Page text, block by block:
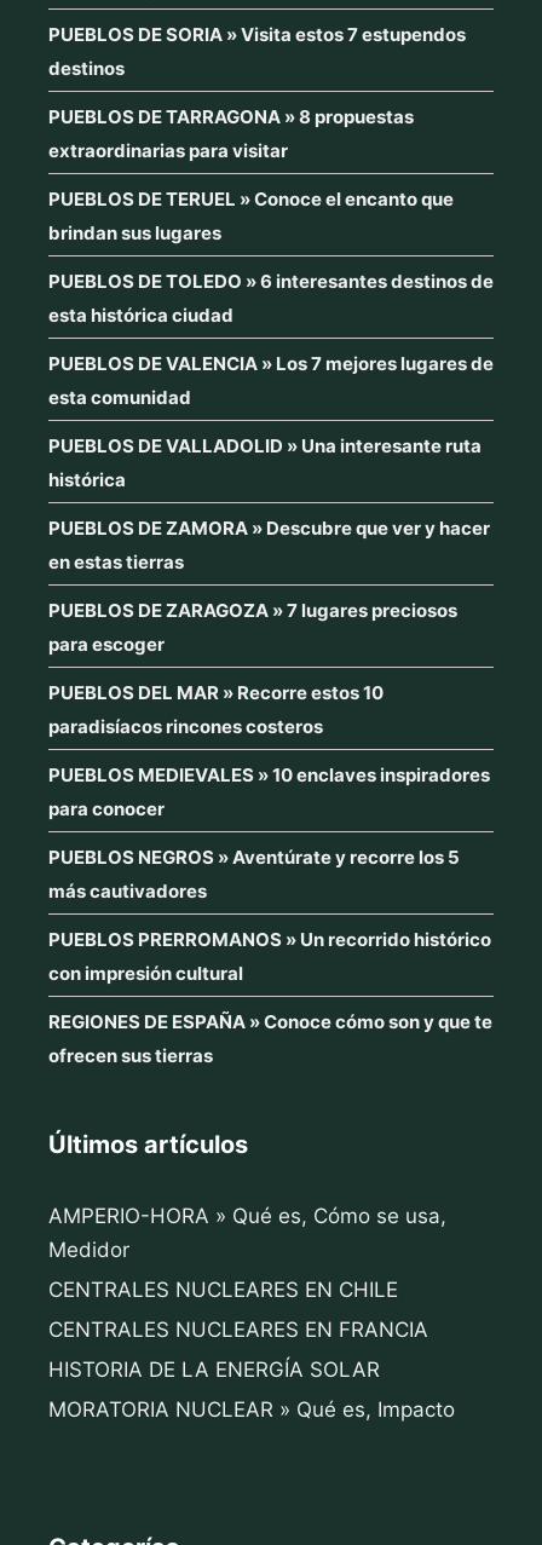
PUEBLOS DE SORIA » Visita estos 7 estupendos
destinos
PUEBLOS DE TARRAGONA » 8 propuestas
extraordinarias para visitar
PUEBLOS DE TERUEL » Conoce el encanto que
brindan sus lugares
PUEBLOS DE TOLEDO » 6 interesantes destinos de
esta histórica ciudad
PUEBLOS DE VALENCIA » Los 7 mejores lugares de
esta comunidad
PUEBLOS DE VALLADOLID » Una interesante ruta
histórica
PUEBLOS DE ZAMORA » Descubre que ver y hacer
en estas tierras
PUEBLOS DE ZARAGOZA » 7 lugares preciosos
para escoger
PUEBLOS DEL MAR » Recorre estos 10
paradisíacos rincones costeros
PUEBLOS MEDIEVALES » 10 enclaves inspiradores
para conocer
PUEBLOS NEGROS » Aventúrate y recorre los 5
más cautivadores
PUEBLOS PRERROMANOS » Un recorrido histórico
con impresión cultural
REGIONES DE ESPAÑA » Conoce cómo son y que te
ofrecen sus tierras
Últimos artículos
AMPERIO-HORA » Qué es, Cómo se usa,
Medidor
CENTRALES NUCLEARES EN CHILE
CENTRALES NUCLEARES EN FRANCIA
HISTORIA DE LA ENERGÍA SOLAR
MORATORIA NUCLEAR » Qué es, Impacto